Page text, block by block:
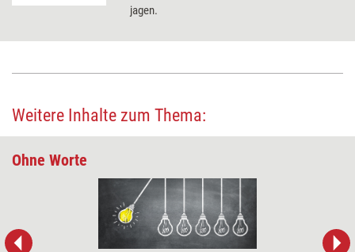
jagen.
Weitere Inhalte zum Thema:
Ohne Worte